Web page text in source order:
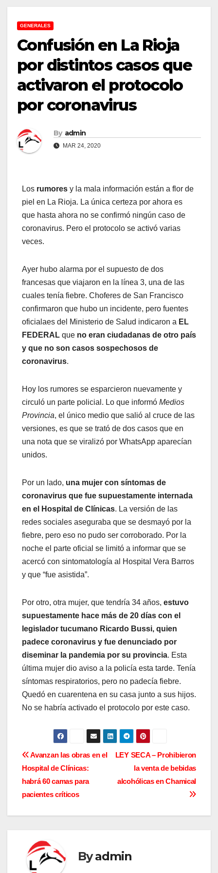
GENERALES
Confusión en La Rioja
por distintos casos que
activaron el protocolo
por coronavirus
By admin
MAR 24, 2020
Los rumores y la mala información están a flor de
piel en La Rioja. La única certeza por ahora es
que hasta ahora no se confirmó ningún caso de
coronavirus. Pero el protocolo se activó varias
veces.
Ayer hubo alarma por el supuesto de dos
francesas que viajaron en la línea 3, una de las
cuales tenía fiebre. Choferes de San Francisco
confirmaron que hubo un incidente, pero fuentes
oficialaes del Ministerio de Salud indicaron a EL
FEDERAL que no eran ciudadanas de otro país
y que no son casos sospechosos de
coronavirus.
Hoy los rumores se esparcieron nuevamente y
circuló un parte policial. Lo que informó Medios
Provincia, el único medio que salió al cruce de las
versiones, es que se trató de dos casos que en
una nota que se viralizó por WhatsApp aparecían
unidos.
Por un lado, una mujer con síntomas de
coronavirus que fue supuestamente internada
en el Hospital de Clínicas. La versión de las
redes sociales aseguraba que se desmayó por la
fiebre, pero eso no pudo ser corroborado. Por la
noche el parte oficial se limitó a informar que se
acercó con sintomatología al Hospital Vera Barros
y que “fue asistida”.
Por otro, otra mujer, que tendría 34 años, estuvo
supuestamente hace más de 20 días con el
legislador tucumano Ricardo Bussi, quien
padece coronavirus y fue denunciado por
diseminar la pandemia por su provincia. Esta
última mujer dio aviso a la policía esta tarde. Tenía
síntomas respiratorios, pero no padecía fiebre.
Quedó en cuarentena en su casa junto a sus hijos.
No se habría activado el protocolo por este caso.
N
a
v
e
a
LEY SECA – Prohibieron
la venta de bebidas
alcohólicas en Chamical
Avanzan las obras en el
Hospital de Clínicas:
habrá 60 camas para
pacientes críticos
Byadmin